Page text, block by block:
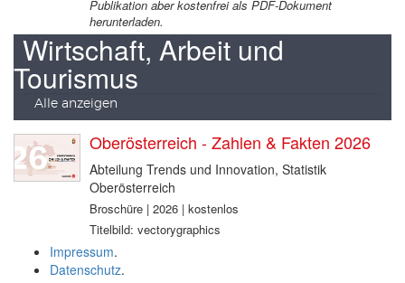
Publikation aber kostenfrei als PDF-Dokument
herunterladen.
Wirtschaft, Arbeit und
Tourismus
Alle anzeigen
Oberösterreich - Zahlen & Fakten 2026
Abteilung Trends und Innovation, Statistik
Oberösterreich
Broschüre | 2026 | kostenlos
Titelbild: vectorygraphics
Impressum.
Datenschutz.